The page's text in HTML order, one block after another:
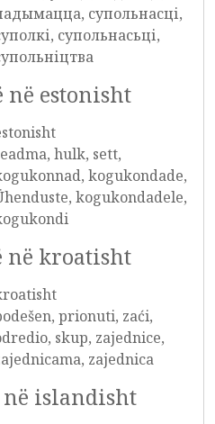
супольнасці,
супольнасьці,
në estonisht
hulk, sett,
kogukondade,
kogukondadele,
në kroatisht
prionuti, zaći,
skup, zajednice,
zajednica
në islandisht